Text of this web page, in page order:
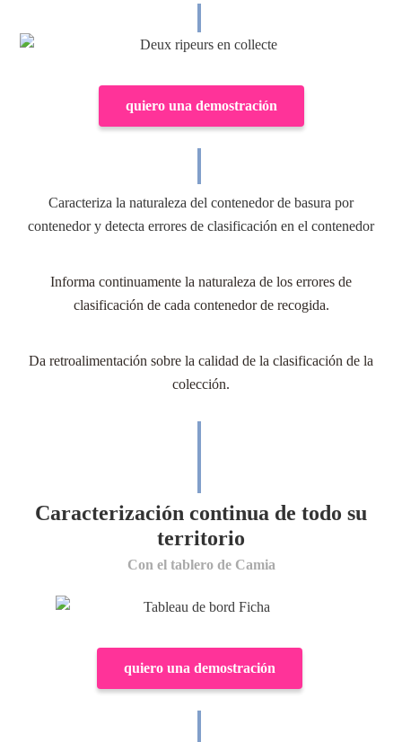
Caracteriza la naturaleza del contenedor de basura por
contenedor y detecta errores de clasificación en el contenedor
Informa continuamente la naturaleza de los errores de
clasificación de cada contenedor de recogida.
Da retroalimentación sobre la calidad de la clasificación de la
colección.
quiero una demostración
Caracterización continua de todo su
territorio
Con el tablero de Camia
quiero una demostración